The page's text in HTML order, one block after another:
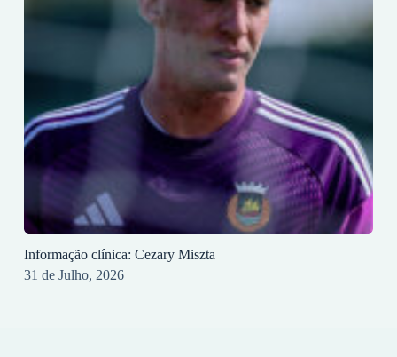
Informação clínica: Cezary Miszta
31 de Julho, 2026